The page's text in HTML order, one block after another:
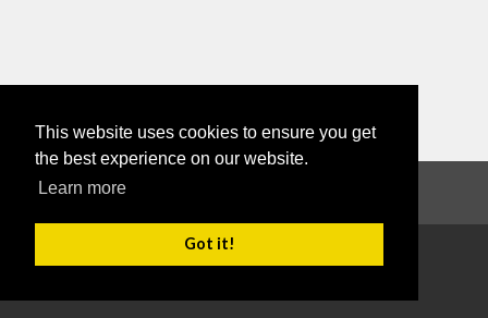
This website uses cookies to ensure you get
the best experience on our website.
Learn more
Got it!
MOL | Dispoziții
Copyright 2026